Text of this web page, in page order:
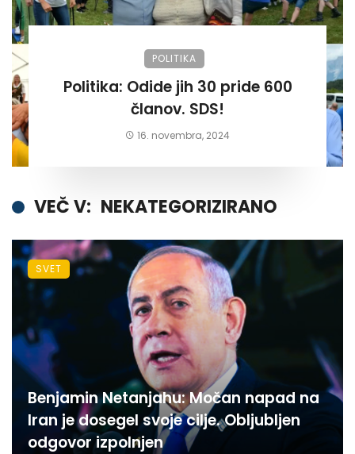
POLITIKA
Politika: Odide jih 30 pride 600
članov. SDS!
16. novembra, 2024
VEČ V: NEKATEGORIZIRANO
Benjamin Netanjahu: Močan napad na
Iran je dosegel svoje cilje. Obljubljen
odgovor izpolnjen
SVET